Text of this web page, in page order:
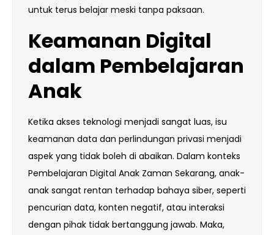
untuk terus belajar meski tanpa paksaan.
Keamanan Digital
dalam Pembelajaran
Anak
Ketika akses teknologi menjadi sangat luas, isu
keamanan data dan perlindungan privasi menjadi
aspek yang tidak boleh di abaikan. Dalam konteks
Pembelajaran Digital Anak Zaman Sekarang, anak-
anak sangat rentan terhadap bahaya siber, seperti
pencurian data, konten negatif, atau interaksi
dengan pihak tidak bertanggung jawab. Maka,